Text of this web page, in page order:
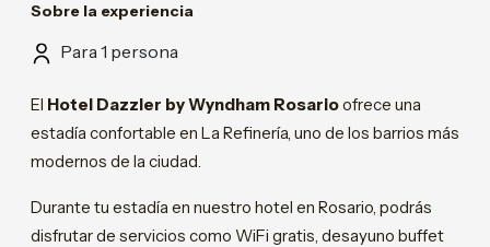
Sobre la experiencia
Para 1 persona
El Hotel Dazzler by Wyndham Rosarioofrece una
estadía confortable en La Refinería, uno de los barrios más
modernos de la ciudad.
Durante tu estadía en nuestro hotel en Rosario, podrás
disfrutar de servicios como WiFi gratis, desayuno buffet